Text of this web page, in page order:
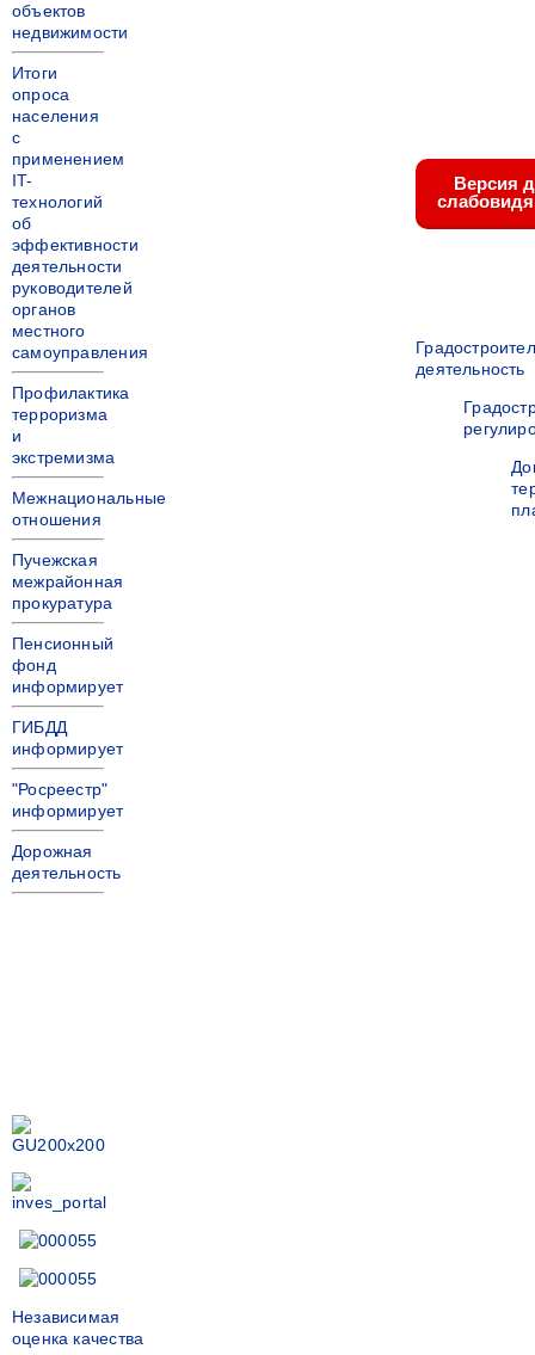
объектов
недвижимости
Итоги
опроса
населения
с
применением
IT-
технологий
об
эффективности
деятельности
руководителей
органов
местного
самоуправления
Профилактика
терроризма
и
экстремизма
Межнациональные
отношения
Пучежская
межрайонная
прокуратура
Пенсионный
фонд
информирует
ГИБДД
информирует
"Росреестр"
информирует
Дорожная
деятельность
Независимая
оценка качества
Версия
деятельность